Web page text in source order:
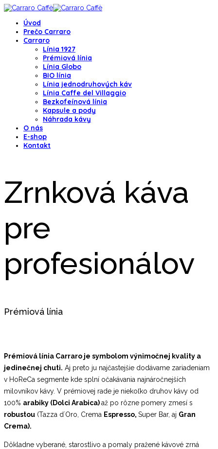
Úvod
Prečo Carraro
Carraro
Línia 1927
Prémiová línia
Línia Globo
BIO línia
Línia jednodruhových káv
Línia Caffe del Villaggio
Bezkofeínová línia
Kapsule a pody
Náhrada kávy
O nás
E-shop
Kontakt
Zrnková káva
pre
profesionálov
Prémiová línia
Prémiová línia Carraro je symbolom výnimočnej kvality a
jedinečnej chuti. Aj preto ju najčastejšie dodávame zariadeniam
v HoReCa segmente kde splní očakávania najnáročnejších
milovníkov kávy. V prémiovej rade je niekoľko druhov kávy od
100% arabiky (Dolci Arabica)až po rôzne pomery zmesí s
robustou (Tazza d´Oro, Crema Espresso, Super Bar, aj Gran
Crema).
Dôkladne vyberané, starostlivo a pomaly pražené kávové zrná